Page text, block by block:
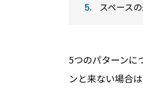
スペース
5つのパターンに
ンと来ない場合
公共施設での運